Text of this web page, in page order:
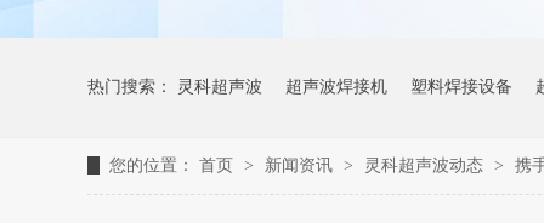
热门搜索： 灵科超声波 超声波焊接机 塑料焊接设备
您的位置： 首页 > 新闻资讯 > 灵科超声波动态 > 携